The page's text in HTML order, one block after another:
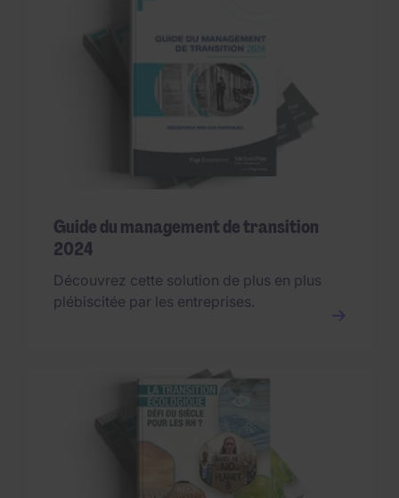
Guide du management de transition
2024
Découvrez cette solution de plus en plus
plébiscitée par les entreprises.